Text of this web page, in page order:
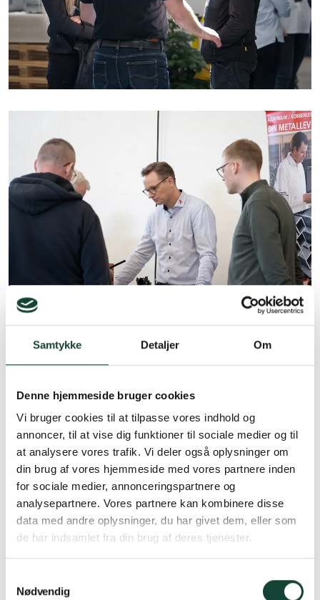
Samtykke Detaljer Om
Denne hjemmeside bruger cookies
Vi bruger cookies til at tilpasse vores indhold og
annoncer, til at vise dig funktioner til sociale medier og til
at analysere vores trafik. Vi deler også oplysninger om
din brug af vores hjemmeside med vores partnere inden
for sociale medier, annonceringspartnere og
analysepartnere. Vores partnere kan kombinere disse
data med andre oplysninger, du har givet dem, eller som
de har indsamlet fra din brug af deres tjenester.
Nødvendig